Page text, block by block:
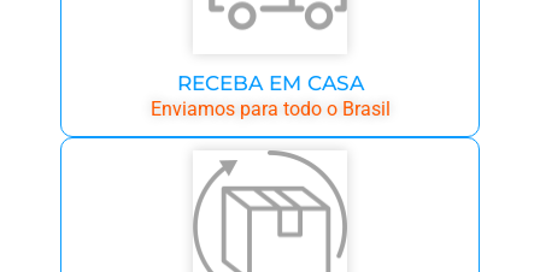
RECEBA EM CASA
Enviamos para todo o Brasil